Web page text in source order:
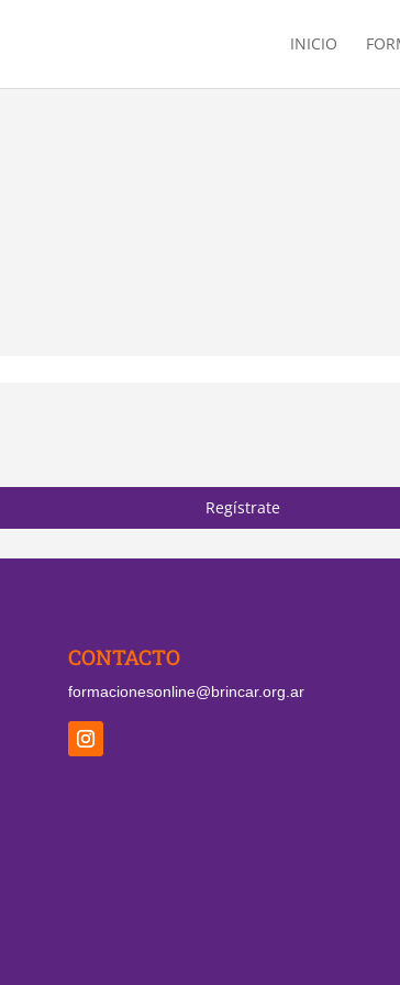
INICIO
Regístrate
CONTACTO
formacionesonline@brincar.org.ar